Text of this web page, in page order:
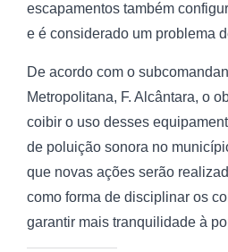
escapamentos também
e é considerado um problema
De acordo com o
Metropolitana, F. Alcântara, o
coibir o uso desses
de poluição sonora no
que novas ações serão
como forma de disciplinar os
garantir mais tranquilidade à